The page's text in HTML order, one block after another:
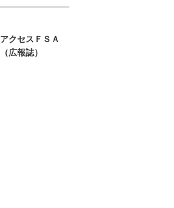
アクセスＦＳＡ
（広報誌）